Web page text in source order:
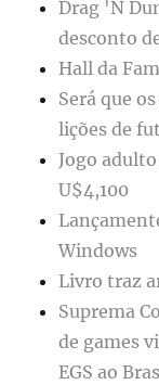
Drag 'N
desconto
Hall da
Será que
lições de
Jogo
U$4,100
Windows
Livro traz
Suprema
de games
EGS ao